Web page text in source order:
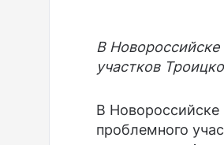
В
участков
В
проблемного